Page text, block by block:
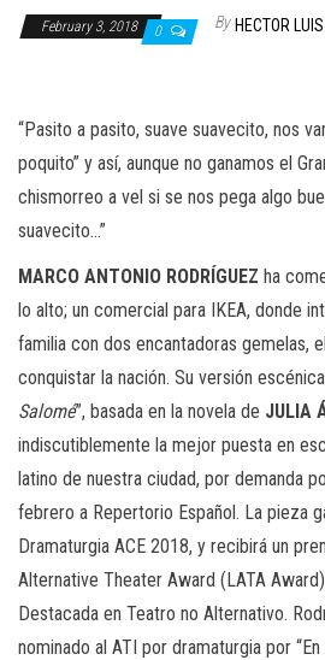
February 3, 2018 0 By HECTOR
“Pasito a pasito, suave suavecito, nos
poquito” y así, aunque no ganamos el
chismorreo a vel si se nos pega algo
suavecito…”
MARCO ANTONIO RODRÍGUEZ ha
lo alto; un comercial para IKEA, donde
familia con dos encantadoras gemelas,
conquistar la nación. Su versión
Salomé”, basada en la novela de JULIA
indiscutiblemente la mejor puesta en
latino de nuestra ciudad, por demanda
febrero a Repertorio Español. La pieza
Dramaturgia ACE 2018, y recibirá un
Alternative Theater Award (LATA
Destacada en Teatro no Alternativo.
nominado al ATI por dramaturgia por